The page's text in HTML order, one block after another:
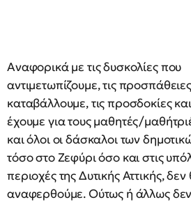
Αναφορικά με τις δυσκολίες που
αντιμετωπίζουμε, τις
καταβάλλουμε, τις προσδοκίες
έχουμε για τους μαθητές/
και όλοι οι δάσκαλοι των
τόσο στο Ζεφύρι όσο και στις
περιοχές της Δυτικής Αττικής, δεν
αναφερθούμε. Ούτως ή άλλως